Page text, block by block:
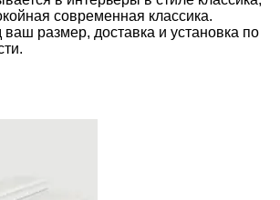
современная классика.
ваш размер, доставка и установка по